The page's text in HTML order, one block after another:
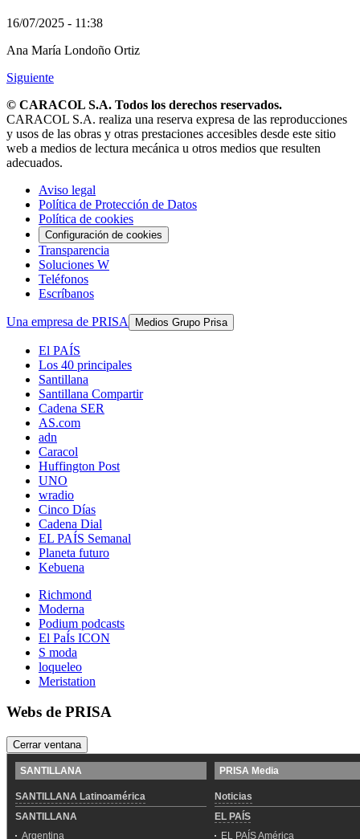
16/07/2025 - 11:38
Ana María Londoño Ortiz
Siguiente
© CARACOL S.A. Todos los derechos reservados.
CARACOL S.A. realiza una reserva expresa de las reproducciones
y usos de las obras y otras prestaciones accesibles desde este sitio
web a medios de lectura mecánica u otros medios que resulten
adecuados.
Aviso legal
Política de Protección de Datos
Política de cookies
Configuración de cookies
Transparencia
Soluciones W
Teléfonos
Escríbanos
Una empresa de PRISA Medios Grupo Prisa
El PAÍS
Los 40 principales
Santillana
Santillana Compartir
Cadena SER
AS.com
adn
Caracol
Huffington Post
UNO
wradio
Cinco Días
Cadena Dial
EL PAÍS Semanal
Planeta futuro
Kebuena
Richmond
Moderna
Podium podcasts
El PaÍs ICON
S moda
loqueleo
Meristation
Webs de PRISA
Cerrar ventana